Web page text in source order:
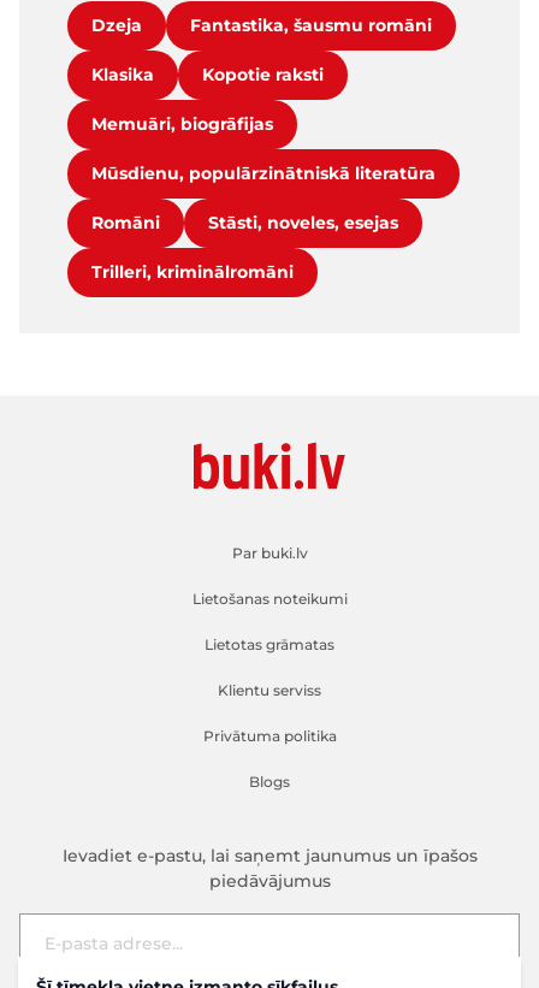
Dzeja Fantastika, šausmu romāni
Klasika Kopotie raksti
Memuāri, biogrāfijas
Mūsdienu, populārzinātniskā literatūra
Romāni Stāsti, noveles, esejas
Trilleri, kriminālromāni
Par buki.lv
Lietošanas noteikumi
Lietotas grāmatas
Klientu serviss
Privātuma politika
Blogs
Ievadiet e-pastu, lai saņemt jaunumus un īpašos
piedāvājumus